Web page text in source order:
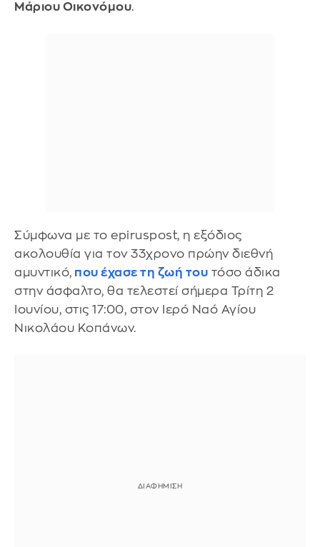
Μάριου Οικονόμου.
Σύμφωνα με το epiruspost, η εξόδιος
ακολουθία για τον 33χρονο πρώην διεθνή
αμυντικό, που έχασε τη ζωή του τόσο άδικα
στην άσφαλτο, θα τελεστεί σήμερα Τρίτη 2
Ιουνίου, στις 17:00, στον Ιερό Ναό Αγίου
Νικολάου Κοπάνων.